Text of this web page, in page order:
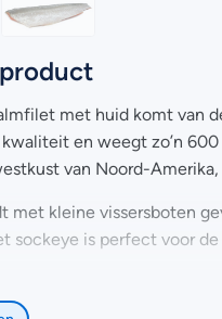
met huid komt van
en weegt zo’n
van Noord-Amerika,
met kleine vissersboten
sockeye is perfect voor
zalmfilet omega drie